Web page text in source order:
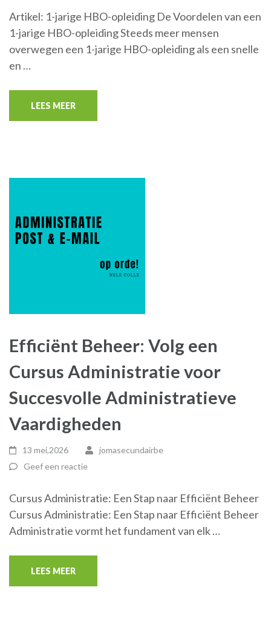
Artikel: 1-jarige HBO-opleiding De Voordelen van een
1-jarige HBO-opleiding Steeds meer mensen
overwegen een 1-jarige HBO-opleiding als een snelle
en …
LEES MEER
Efficiënt Beheer: Volg een
Cursus Administratie voor
Succesvolle Administratieve
Vaardigheden
13 mei,2026
jomasecundairbe
Geef een reactie
Cursus Administratie: Een Stap naar Efficiënt Beheer
Cursus Administratie: Een Stap naar Efficiënt Beheer
Administratie vormt het fundament van elk …
LEES MEER